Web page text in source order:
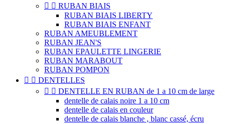
  RUBAN BIAIS
RUBAN BIAIS LIBERTY
RUBAN BIAIS ENFANT
RUBAN AMEUBLEMENT
RUBAN JEAN'S
RUBAN EPAULETTE LINGERIE
RUBAN MARABOUT
RUBAN POMPON
  DENTELLES
  DENTELLE EN RUBAN de 1 a 10 cm de large
dentelle de calais noire 1 a 10 cm
dentelle de calais en couleur
dentelle de calais blanche , blanc cassé, écru